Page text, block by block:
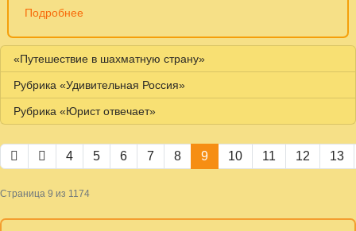
Подробнее
«Путешествие в шахматную страну»
Рубрика «Удивительная Россия»
Рубрика «Юрист отвечает»
4 5 6 7 8 9 10 11 12 13
Страница 9 из 1174